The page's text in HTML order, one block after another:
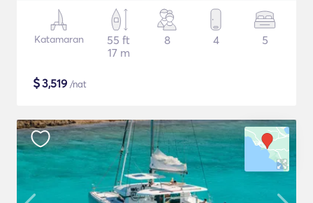
Katamaran
55 ft
17 m
8 4 5
$3,519 /nat